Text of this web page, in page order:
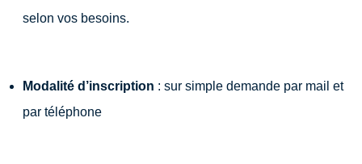
selon vos besoins.
Modalité d’inscription : sur simple demande par mail et
par téléphone